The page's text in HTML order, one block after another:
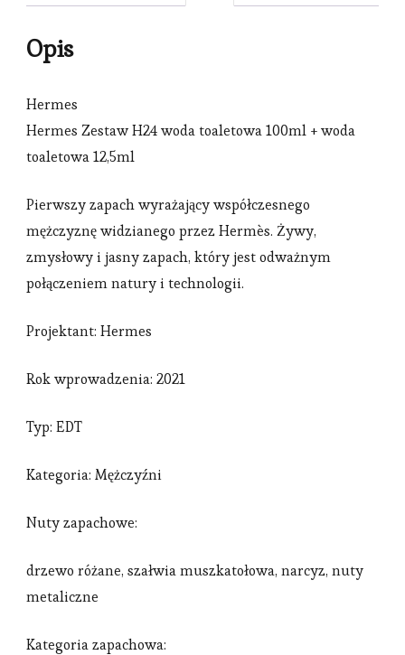
Opis
Hermes
Hermes Zestaw H24 woda toaletowa 100ml + woda
toaletowa 12,5ml
Pierwszy zapach wyrażający współczesnego
mężczyznę widzianego przez Hermès. Żywy,
zmysłowy i jasny zapach, który jest odważnym
połączeniem natury i technologii.
Projektant: Hermes
Rok wprowadzenia: 2021
Typ: EDT
Kategoria: Mężczyźni
Nuty zapachowe:
drzewo różane, szałwia muszkatołowa, narcyz, nuty
metaliczne
Kategoria zapachowa: